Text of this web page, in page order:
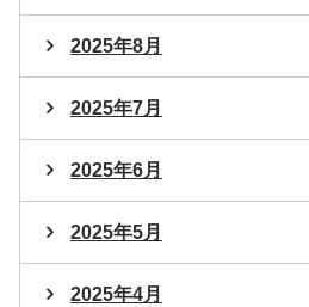
2025年8月
2025年7月
2025年6月
2025年5月
2025年4月